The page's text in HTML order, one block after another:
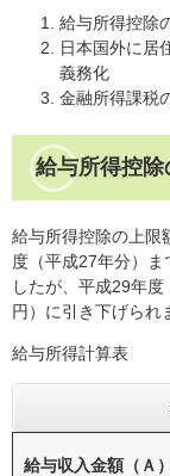
給与所得控除
日本国外に居
義務化
金融所得課税
給与所得控除
給与所得控除の上限
度（平成27年分）
したが、平成29年
円）に引き下げられ
給与所得計算表
給与収入金額（Ａ）